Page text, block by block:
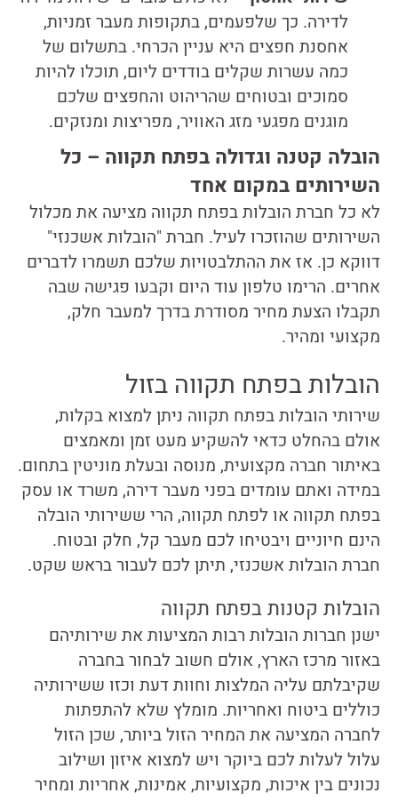
לדירה. כך שלפעמים, בתקופות מעבר זמניות,
אחסנת חפצים היא עניין הכרחי. בתשלום של
כמה עשרות שקלים בודדים ליום, תוכלו להיות
סמוכים ובטוחים שהריהוט והחפצים שלכם
מוגנים מפגעי מזג האוויר, מפריצות ומנזקים.
הובלה קטנה וגדולה בפתח תקווה – כל
השירותים במקום אחד
לא כל חברת הובלות בפתח תקווה מציעה את מכלול
השירותים שהוזכרו לעיל. חברת "הובלות אשכנזי"
דווקא כן. אז את ההתלבטויות שלכם תשמרו לדברים
אחרים. הרימו טלפון עוד היום וקבעו פגישה שבה
תקבלו הצעת מחיר מסודרת בדרך למעבר חלק,
מקצועי ומהיר.
הובלות בפתח תקווה בזול
שירותי הובלות בפתח תקווה ניתן למצוא בקלות,
אולם בהחלט כדאי להשקיע מעט זמן ומאמצים
באיתור חברה מקצועית, מנוסה ובעלת מוניטין בתחום.
במידה ואתם עומדים בפני מעבר דירה, משרד או עסק
בפתח תקווה או לפתח תקווה, הרי ששירותי הובלה
הינם חיוניים ויבטיחו לכם מעבר קל, חלק ובטוח.
חברת הובלות אשכנזי, תיתן לכם לעבור בראש שקט.
הובלות קטנות בפתח תקווה
ישנן חברות הובלות רבות המציעות את שירותיהם
באזור מרכז הארץ, אולם חשוב לבחור בחברה
שקיבלתם עליה המלצות וחוות דעת וכזו ששירותיה
כוללים ביטוח ואחריות. מומלץ שלא להתפתות
לחברה המציעה את המחיר הזול ביותר, שכן הזול
עלול לעלות לכם ביוקר ויש למצוא איזון ושילוב
נכונים בין איכות, מקצועיות, אמינות, אחריות ומחיר